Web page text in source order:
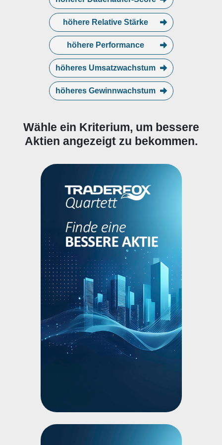
höhere Relative Stärke
höhere Performance
höheres Umsatzwachstum
höheres Gewinnwachstum
Wähle ein Kriterium, um bessere
Aktien angezeigt zu bekommen.